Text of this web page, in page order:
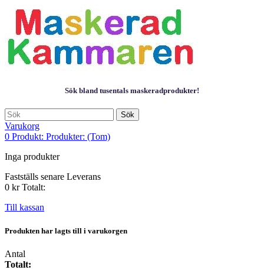
Sök bland tusentals maskeradprodukter!
Sök
Varukorg
0 Produkt: Produkter: (Tom)
Inga produkter
Fastställs senare Leverans
0 kr Totalt:
Till kassan
Produkten har lagts till i varukorgen
Antal
Totalt: